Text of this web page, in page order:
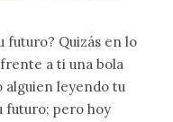
futuro? Quizás en lo
a ti una bola
alguien leyendo tu
futuro; pero hoy